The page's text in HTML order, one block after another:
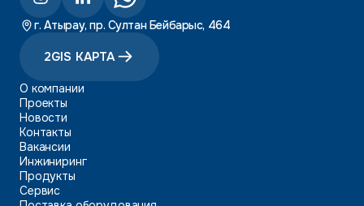
г. Атырау, пр. Султан Бейбарыс, 464
2GIS КАРТА
О компании
Проекты
Новости
Контакты
Вакансии
Инжиниринг
Продукты
Сервис